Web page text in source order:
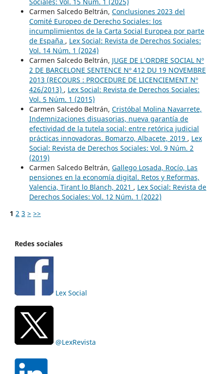
Carmen Salcedo Beltrán, Conclusiones 2023 del
Comité Europeo de Derecho Sociales: los
incumplimientos de la Carta Social Europea por parte
de España , Lex Social: Revista de Derechos Sociales:
Vol. 14 Núm. 1 (2024)
Carmen Salcedo Beltrán, JUGE DE L’ORDRE SOCIAL Nº
2 DE BARCELONE SENTENCE Nº 412 DU 19 NOVEMBRE
2013 (RECOURS : PROCEDURE DE LICENCIEMENT Nº
426/2013) , Lex Social: Revista de Derechos Sociales:
Vol. 5 Núm. 1 (2015)
Carmen Salcedo Beltrán, Cristóbal Molina Navarrete,
Indemnizaciones disuasorias, nueva garantía de
efectividad de la tutela social: entre retórica judicial
prácticas innovadoras. Bomarzo, Albacete, 2019 , Lex
Social: Revista de Derechos Sociales: Vol. 9 Núm. 2
(2019)
Carmen Salcedo Beltrán, Gallego Losada, Rocío, Las
pensiones en la economía digital. Retos y Reformas,
Valencia, Tirant lo Blanch, 2021 , Lex Social: Revista de
Derechos Sociales: Vol. 12 Núm. 1 (2022)
1 2 3 > >>
Redes sociales
Lex Social
@LexRevista